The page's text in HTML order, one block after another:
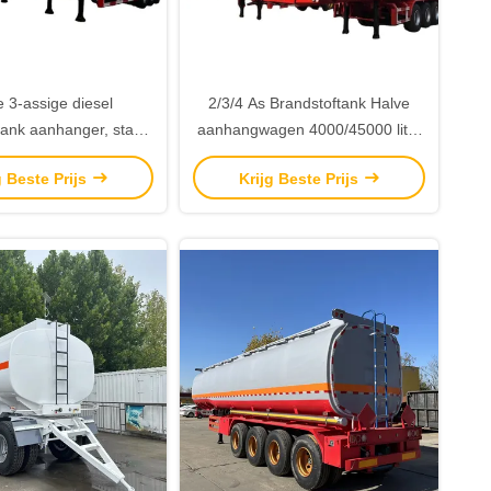
3-assige diesel
aanhanger, staal
halve
te koop
Beste Prijs
2/3/4 As Brandstoftank Halve
aanhangwagen 4000/45000 liter
Brandstoftanker Truck Halve
aanhangwagen
Krijg Beste Prijs